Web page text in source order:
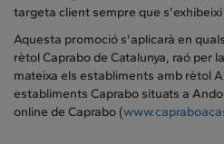
targeta client sempre que
Aquesta promoció s'aplicarà en
rètol Caprabo de Catalunya, raó per
mateixa els establiments amb rètol
establiments Caprabo situats a
online de Caprabo (